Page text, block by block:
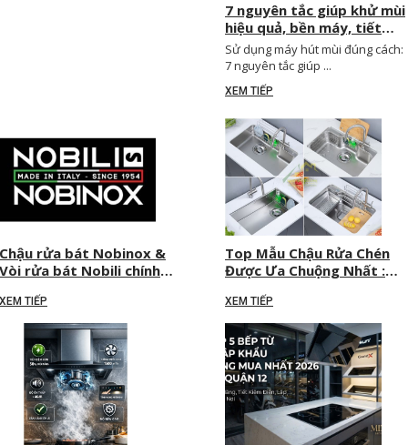
7 nguyên tắc giúp khử mùi
hiệu quả, bền máy, tiết
kiệm điện
Sử dụng máy hút mùi đúng cách:
7 nguyên tắc giúp ...
XEM TIẾP
Chậu rửa bát Nobinox &
Vòi rửa bát Nobili chính
XEM TIẾP
Top Mẫu Chậu Rửa Chén
Được Ưa Chuộng Nhất :
XEM TIẾP